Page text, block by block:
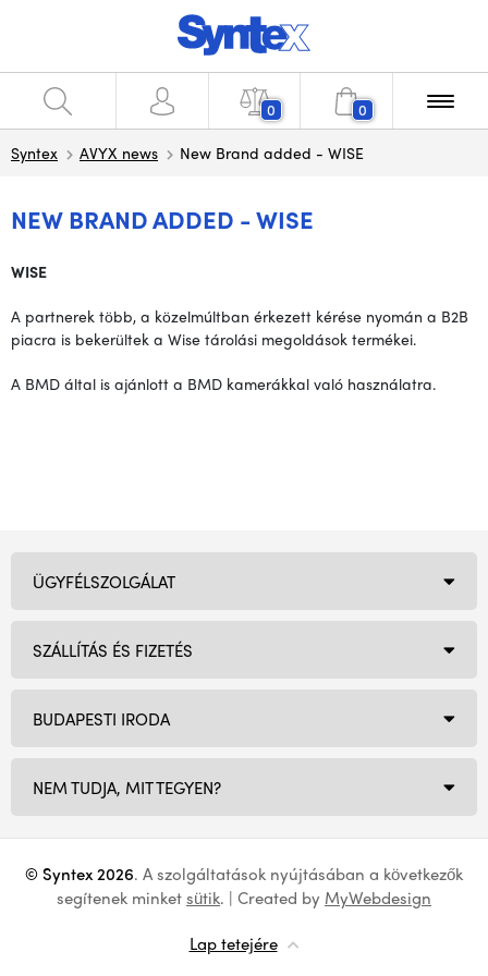
0 0
Syntex AVYX news New Brand added - WISE
NEW BRAND ADDED - WISE
WISE
A partnerek több, a közelmúltban érkezett kérése nyomán a B2B
piacra is bekerültek a Wise tárolási megoldások termékei.
A BMD által is ajánlott a BMD kamerákkal való használatra.
BUDAPESTI IRODA
NEM TUDJA, MIT TEGYEN?
ÜGYFÉLSZOLGÁLAT
SZÁLLÍTÁS ÉS FIZETÉS
© Syntex 2026. A szolgáltatások nyújtásában a következők
segítenek minketsütik. | Created by MyWebdesign
Lap tetejére